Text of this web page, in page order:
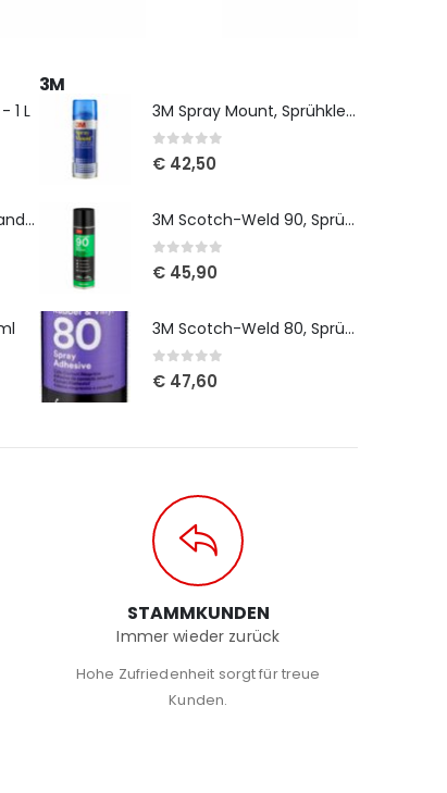
1 L
SikaTack Panel Fixierband - 3 x 12 mm, 33 m
3M
3M Spray Mount, Sprühkleber, 400 ml
0out of 5
€42,50
3M Scotch-Weld 90, Sprühkleber, 500 ml
0out of 5
€45,90
3M Scotch-Weld 80, Sprühkleber, 500 ml
0out of 5
€47,60
STAMMKUNDEN
Immer wieder zurück
Hohe Zufriedenheit sorgt für treue
Kunden.